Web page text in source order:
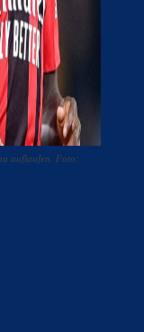
auflaufen. Foto: